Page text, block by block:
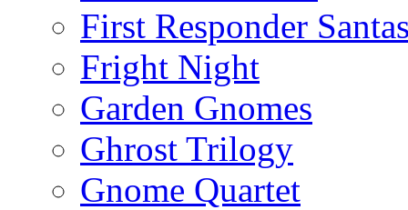
First Responder
Fright Night
Garden Gnomes
Ghrost Trilogy
Gnome Quartet